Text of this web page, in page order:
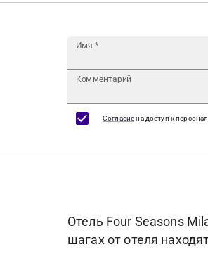
Имя *
Комментарий
Согласиена доступ к
Отель Four Seasons
шагах от отеля